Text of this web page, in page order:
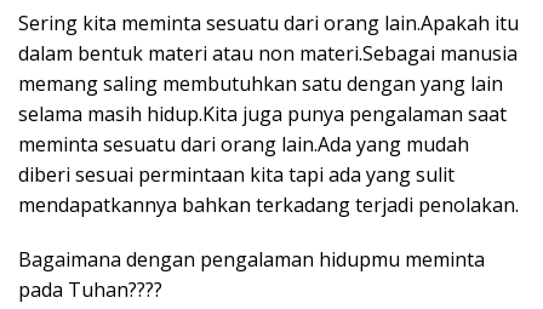
Sering kita meminta sesuatu dari orang lain.Apakah itu
dalam bentuk materi atau non materi.Sebagai manusia
memang saling membutuhkan satu dengan yang lain
selama masih hidup.Kita juga punya pengalaman saat
meminta sesuatu dari orang lain.Ada yang mudah
diberi sesuai permintaan kita tapi ada yang sulit
mendapatkannya bahkan terkadang terjadi penolakan.
Bagaimana dengan pengalaman hidupmu meminta
pada Tuhan????